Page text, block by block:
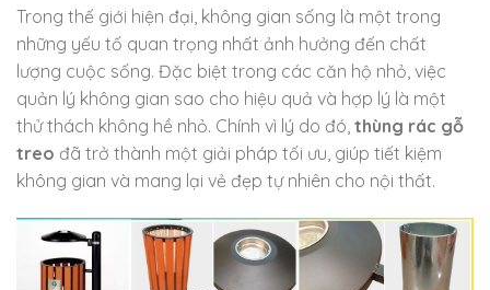
Trong thế giới hiện đại, không gian sống là một trong
những yếu tố quan trọng nhất ảnh hưởng đến chất
lượng cuộc sống. Đặc biệt trong các căn hộ nhỏ, việc
quản lý không gian sao cho hiệu quả và hợp lý là một
thử thách không hề nhỏ. Chính vì lý do đó, thùng rác gỗ
treo đã trở thành một giải pháp tối ưu, giúp tiết kiệm
không gian và mang lại vẻ đẹp tự nhiên cho nội thất.